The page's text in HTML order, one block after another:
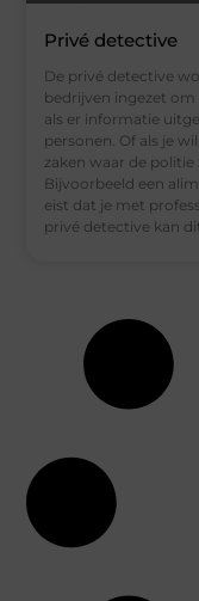
Privé detective
De privé detective
bedrijven ingezet
als er informatie
personen. Of als je
zaken waar de
Bijvoorbeeld een
eist dat je met
privé detective kan